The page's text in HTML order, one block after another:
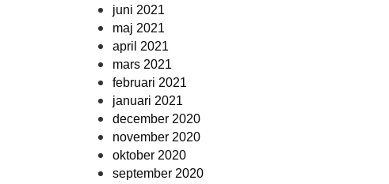
juni 2021
maj 2021
april 2021
mars 2021
februari 2021
januari 2021
december 2020
november 2020
oktober 2020
september 2020